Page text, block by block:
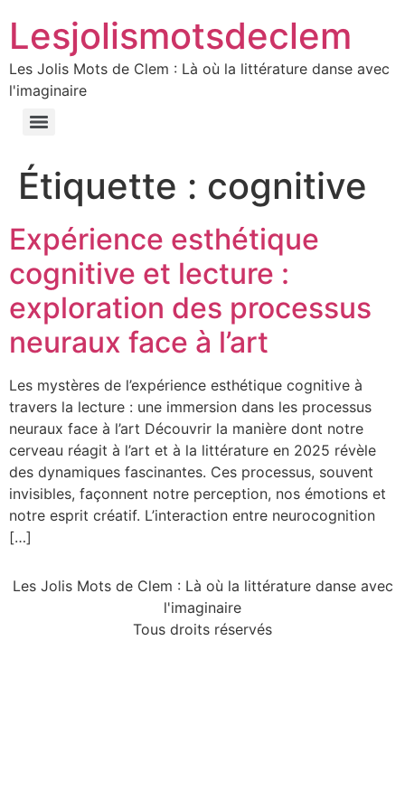
Lesjolismotsdeclem
Les Jolis Mots de Clem : Là où la littérature danse avec
l'imaginaire
Étiquette : cognitive
Expérience esthétique
cognitive et lecture :
exploration des processus
neuraux face à l’art
Les mystères de l’expérience esthétique cognitive à
travers la lecture : une immersion dans les processus
neuraux face à l’art Découvrir la manière dont notre
cerveau réagit à l’art et à la littérature en 2025 révèle
des dynamiques fascinantes. Ces processus, souvent
invisibles, façonnent notre perception, nos émotions et
notre esprit créatif. L’interaction entre neurocognition
[…]
Les Jolis Mots de Clem : Là où la littérature danse avec
l'imaginaire
Tous droits réservés